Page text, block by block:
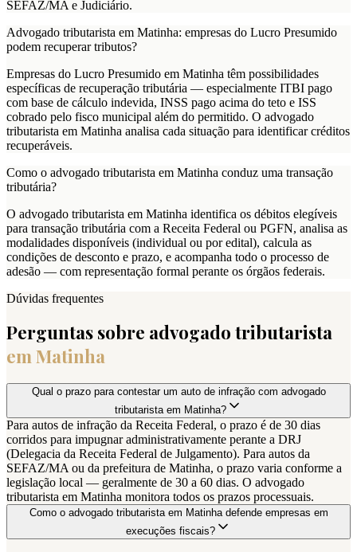
SEFAZ/MA e Judiciário.
Advogado tributarista em Matinha: empresas do Lucro Presumido
podem recuperar tributos?
Empresas do Lucro Presumido em Matinha têm possibilidades
específicas de recuperação tributária — especialmente ITBI pago
com base de cálculo indevida, INSS pago acima do teto e ISS
cobrado pelo fisco municipal além do permitido. O advogado
tributarista em Matinha analisa cada situação para identificar créditos
recuperáveis.
Como o advogado tributarista em Matinha conduz uma transação
tributária?
O advogado tributarista em Matinha identifica os débitos elegíveis
para transação tributária com a Receita Federal ou PGFN, analisa as
modalidades disponíveis (individual ou por edital), calcula as
condições de desconto e prazo, e acompanha todo o processo de
adesão — com representação formal perante os órgãos federais.
Dúvidas frequentes
Perguntas sobre advogado tributarista
emMatinha
Qual o prazo para contestar um auto de infração com advogado
tributarista em Matinha?
Para autos de infração da Receita Federal, o prazo é de 30 dias
corridos para impugnar administrativamente perante a DRJ
(Delegacia da Receita Federal de Julgamento). Para autos da
SEFAZ/MA ou da prefeitura de Matinha, o prazo varia conforme a
legislação local — geralmente de 30 a 60 dias. O advogado
tributarista em Matinha monitora todos os prazos processuais.
Como o advogado tributarista em Matinha defende empresas em
execuções fiscais?